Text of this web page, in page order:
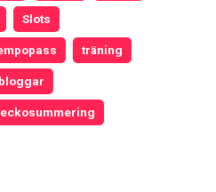
Slots
träning